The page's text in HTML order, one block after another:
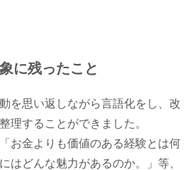
に残ったこと
を思い返しながら言語化をし、改
理することができました。
お金よりも価値のある経験とは何
はどんな魅力があるのか。」等、